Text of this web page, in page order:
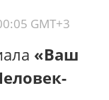
GMT+3
«Ваш